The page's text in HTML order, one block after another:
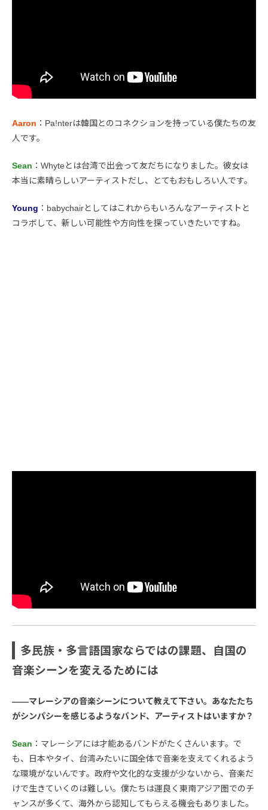
Aaron ：Pa!nterは韓国とのコネクションを持っている僕たちの友
人です。
Sean ：Whyteとは台湾で出会って友だちになりました。彼女は
本当に素晴らしいアーティストだし、とてもおもしろい人です。
Young ：babychairとしてはこれからもいろんなアーティストと
コラボして、新しい可能性や方向性を探っていきたいですね。
多民族・多言語国家ならではの課題、自国の
音楽シーンを変えるためには
――マレーシアの音楽シーンについて教えて下さい。あなたたち
がシンパシーを感じるようなバンド、アーティストはいますか？
Sean ：マレーシアには才能あるバンドがたくさんいます。で
も、日本やタイ、台湾みたいに国全体で音楽を支えてくれるよう
な環境がないんです。政府や文化的な支援が少ないから、音楽だ
けで生きていくのは難しい。僕たちは運良く東南アジア圏でのチ
ャンスが多くて、海外から認知してもらえる機会もありました。